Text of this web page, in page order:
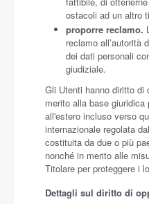
ostacoli ad un altro
proporre reclamo.
reclamo all’autorità
dei dati personali
giudiziale.
Gli Utenti hanno diritto di
merito alla base
all'estero incluso verso
internazionale regolata
costituita da due o più
nonché in merito alle
Titolare per proteggere i
Dettagli sul diritto di